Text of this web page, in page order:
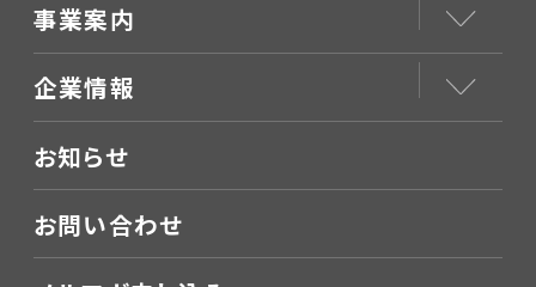
事業案内
企業情報
お知らせ
お問い合わせ